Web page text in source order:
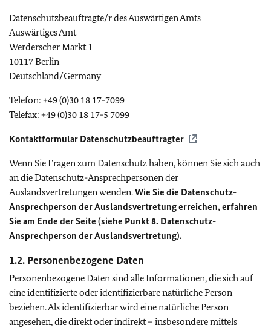
Datenschutzbeauftragte/r des Auswärtigen Amts
Auswärtiges Amt
Werderscher Markt 1
10117 Berlin
Deutschland/Germany
Telefon: +49 (0)30 18 17-7099
Telefax: +49 (0)30 18 17-5 7099
Kontaktformular Datenschutzbeauftragter
Wenn Sie Fragen zum Datenschutz haben, können Sie sich auch
an die Datenschutz-Ansprechpersonen der
Auslandsvertretungen wenden.Wie Sie die Datenschutz-
Ansprechperson der Auslandsvertretung erreichen, erfahren
Sie am Ende der Seite (siehe Punkt 8. Datenschutz-
Ansprechperson der Auslandsvertretung).
1.2. Personenbezogene Daten
Personenbezogene Daten sind alle Informationen, die sich auf
eine identifizierte oder identifizierbare natürliche Person
beziehen. Als identifizierbar wird eine natürliche Person
angesehen, die direkt oder indirekt – insbesondere mittels